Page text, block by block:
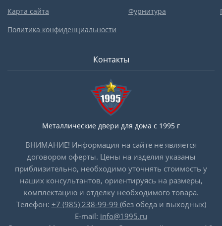
Карта сайта
Политика конфиденциальности
Фурнитура
Контакты
Металлические двери для дома с 1995 г
ВНИМАНИЕ! Информация на сайте не является
договором оферты. Цены на изделия указаны
приблизительно, необходимо уточнять стоимость у
наших консультантов, ориентируясь на размеры,
комплектацию и отделку необходимого товара.
Телефон: +7 (985) 238-99-99 (без обеда и выходных)
E-mail: info@1995.ru